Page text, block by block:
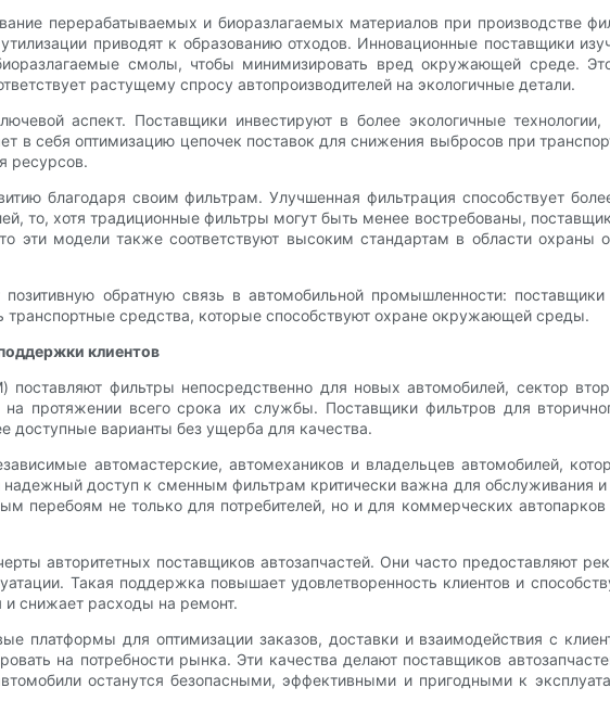
перерабатываемых и биоразлагаемых материалов при производстве
приводят к образованию отходов. Инновационные поставщики
смолы, чтобы минимизировать вред окружающей среде.
растущему спросу автопроизводителей на экологичные детали.
аспект. Поставщики инвестируют в более экологичные
в себя оптимизацию цепочек поставок для снижения выбросов при
ресурсов.
благодаря своим фильтрам. Улучшенная фильтрация способствует
то, хотя традиционные фильтры могут быть менее востребованы,
эти модели также соответствуют высоким стандартам в области
обратную связь в автомобильной промышленности:
транспортные средства, которые способствуют охране окружающей среды.
клиентов
поставляют фильтры непосредственно для новых автомобилей, сектор
протяжении всего срока их службы. Поставщики фильтров для
доступные варианты без ущерба для качества.
автомастерские, автомехаников и владельцев автомобилей,
доступ к сменным фильтрам критически важна для обслуживания
перебоям не только для потребителей, но и для коммерческих
авторитетных поставщиков автозапчастей. Они часто предоставляют
Такая поддержка повышает удовлетворенность клиентов и
снижает расходы на ремонт.
платформы для оптимизации заказов, доставки и взаимодействия с
на потребности рынка. Эти качества делают поставщиков
останутся безопасными, эффективными и пригодными к